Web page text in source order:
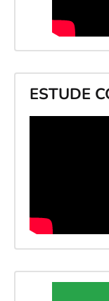
ESTUDE